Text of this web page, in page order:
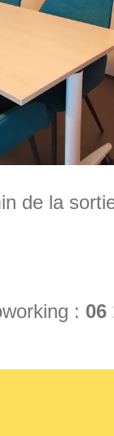
de la
: 06